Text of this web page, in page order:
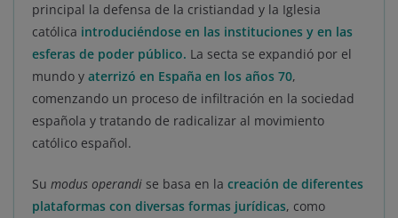
principal la defensa de la cristiandad y la Iglesia
católica introduciéndose en las instituciones y en las
esferas de poder público. La secta se expandió por el
mundo y aterrizó en España en los años 70,
comenzando un proceso de infiltración en la sociedad
española y tratando de radicalizar al movimiento
católico español.
Su modus operandi se basa en la creación de diferentes
plataformas con diversas formas jurídicas, como